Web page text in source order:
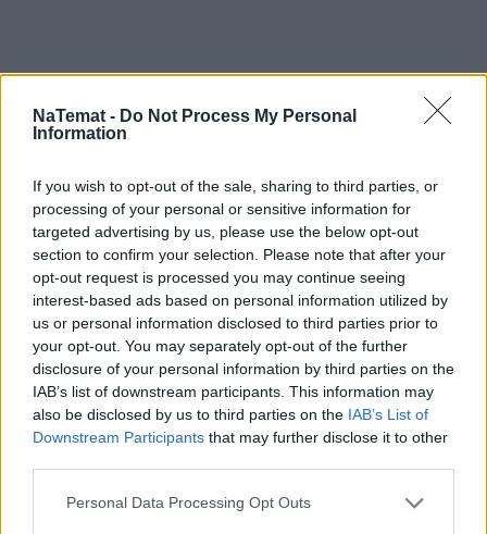
NaTemat - Do Not Process My Personal
Information
If you wish to opt-out of the sale, sharing to third parties, or
processing of your personal or sensitive information for
targeted advertising by us, please use the below opt-out
section to confirm your selection. Please note that after your
opt-out request is processed you may continue seeing
interest-based ads based on personal information utilized by
us or personal information disclosed to third parties prior to
your opt-out. You may separately opt-out of the further
disclosure of your personal information by third parties on the
IAB’s list of downstream participants. This information may
also be disclosed by us to third parties on the IAB’s List of
Downstream Participants that may further disclose it to other
Personal Data Processing Opt Outs
Pociągiem z Polski do Włoch?!
Nowość od PKP Intercity! |